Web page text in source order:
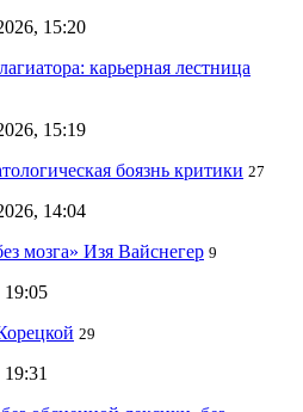
15:20
карьерная лестница
15:19
боязнь критики 27
14:04
мозга» Изя Вайснегер 9
19:05
29